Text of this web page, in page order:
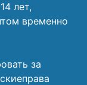
лет,
временно
за